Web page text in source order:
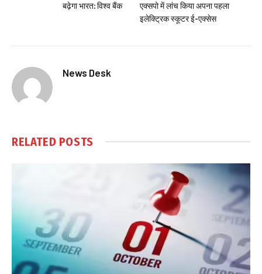
बढ़ेगा भारत: विश्व बैंक
एक्सपो में लांच किया अपना पहला
इलेक्ट्रिक स्कूटर ई-एक्सेस
News Desk
RELATED POSTS